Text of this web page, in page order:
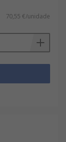
70,55 €/unidade